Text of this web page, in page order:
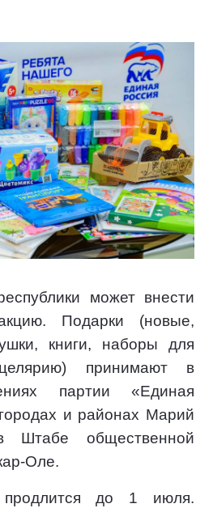
может внести
Подарки (новые,
книги, наборы для
принимают в
партии «Единая
и районах Марий
общественной
Оле.
до 1 июля.